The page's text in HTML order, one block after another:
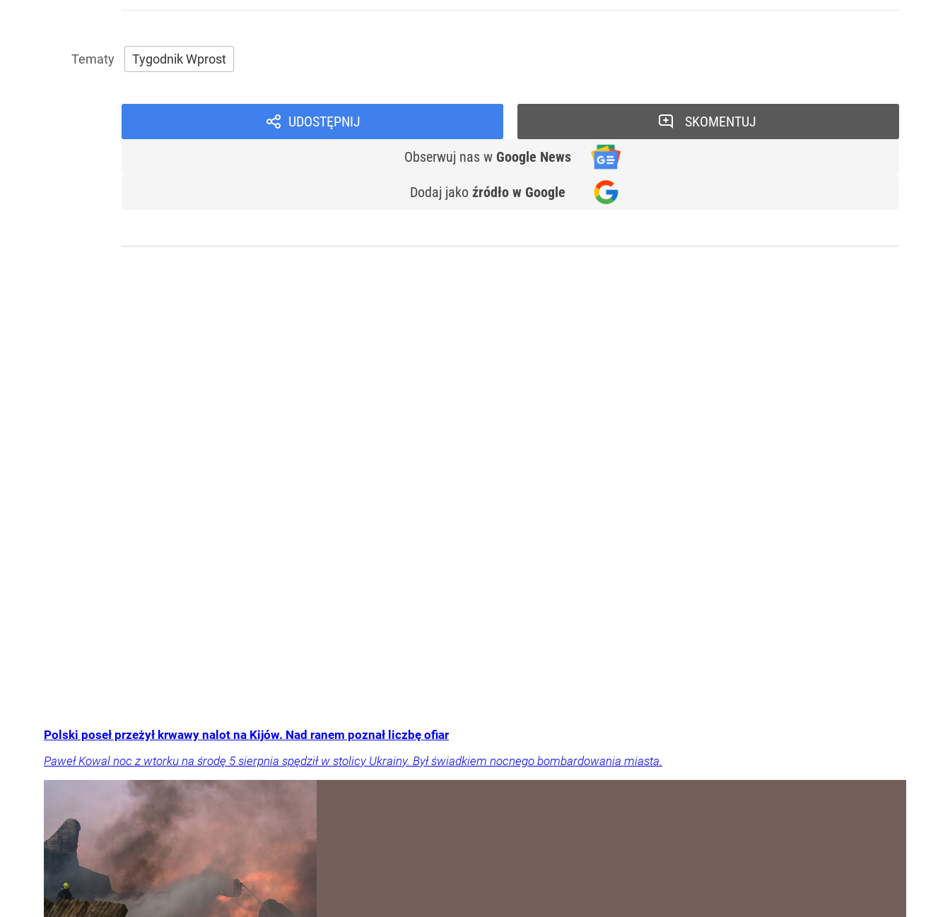
Tygodnik Wprost
UDOSTĘPNIJ
Obserwuj nas w Google News
Dodaj jako źródło w Google
SKOMENTUJ
Polski poseł przeżył krwawy nalot na Kijów. Nad ranem poznał liczbę ofiar
Paweł Kowal noc z wtorku na środę 5 sierpnia spędził w stolicy Ukrainy. Był świadkiem nocnego bombardowania miasta.